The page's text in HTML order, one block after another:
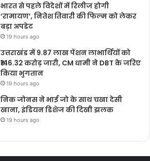
भारत से पहले विदेशों में रिलीज होगी
‘रामायण’, नितेश तिवारी की फिल्म को लेकर
बड़ा अपडेट
19 hours ago
उत्तराखंड में 9.87 लाख पेंशन लाभार्थियों को
₹146.32 करोड़ जारी, CM धामी ने DBT के जरिए
किया भुगतान
19 hours ago
निक जोनस ने भाई जो के साथ चखा देसी
खाना, इंडियन डिशेज की दिखी झलक
19 hours ago